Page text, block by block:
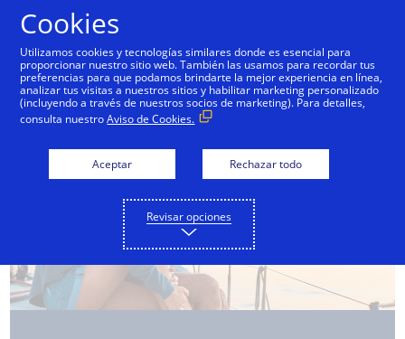
Tarjetas de Débito Tarjetas Prepagas
Cookies
Utilizamos cookies y tecnologías similares donde es esencial para
proporcionar nuestro sitio web. También las usamos para recordar tus
preferencias para que podamos brindarte la mejor experiencia en línea,
analizar tus visitas a nuestros sitios y habilitar marketing personalizado
(incluyendo a través de nuestros socios de marketing). Para detalles,
consulta nuestroAviso de Cookies.
Aceptar Rechazar todo
Revisar opciones